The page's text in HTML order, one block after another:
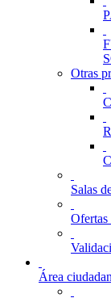
Otras
Salas
Ofertas
Área